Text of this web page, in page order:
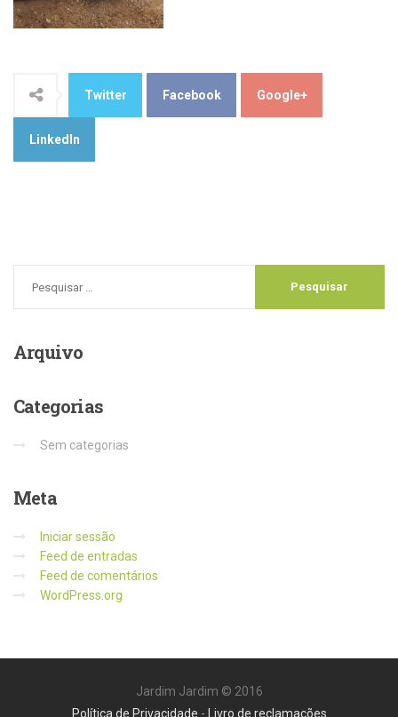
Twitter Facebook Google+
LinkedIn
Arquivo
Categorias
Sem categorias
Meta
Iniciar sessão
Feed de entradas
Feed de comentários
WordPress.org
Jardim Jardim © 2016
Política de Privacidade - Livro de reclamações